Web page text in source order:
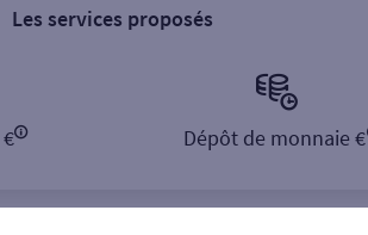
Les services proposés
Dépôt de monnaie €